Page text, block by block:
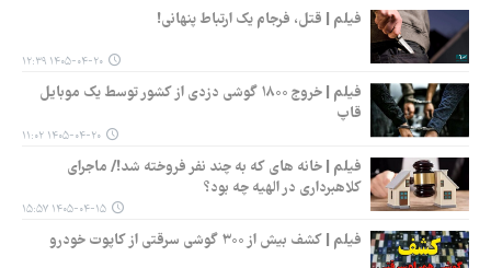
فیلم | قتل، فرجام یک ارتباط پنهانی!
۱۴۰۵-۰۴-۲۰ ۱۲:۳۹
فیلم | خروج ۱۸۰۰ گوشی دزدی از کشور توسط یک موبایل
قاپ
۱۴۰۵-۰۴-۲۰ ۱۱:۰۲
فیلم | خانه های که به چند نفر فروخته شد!/ ماجرای
کلاهبرداری در الهیه چه بود؟
۱۴۰۵-۰۴-۱۵ ۱۵:۵۷
فیلم | کشف بیش از ۳۰۰ گوشی سرقتی از کاپوت خودرو